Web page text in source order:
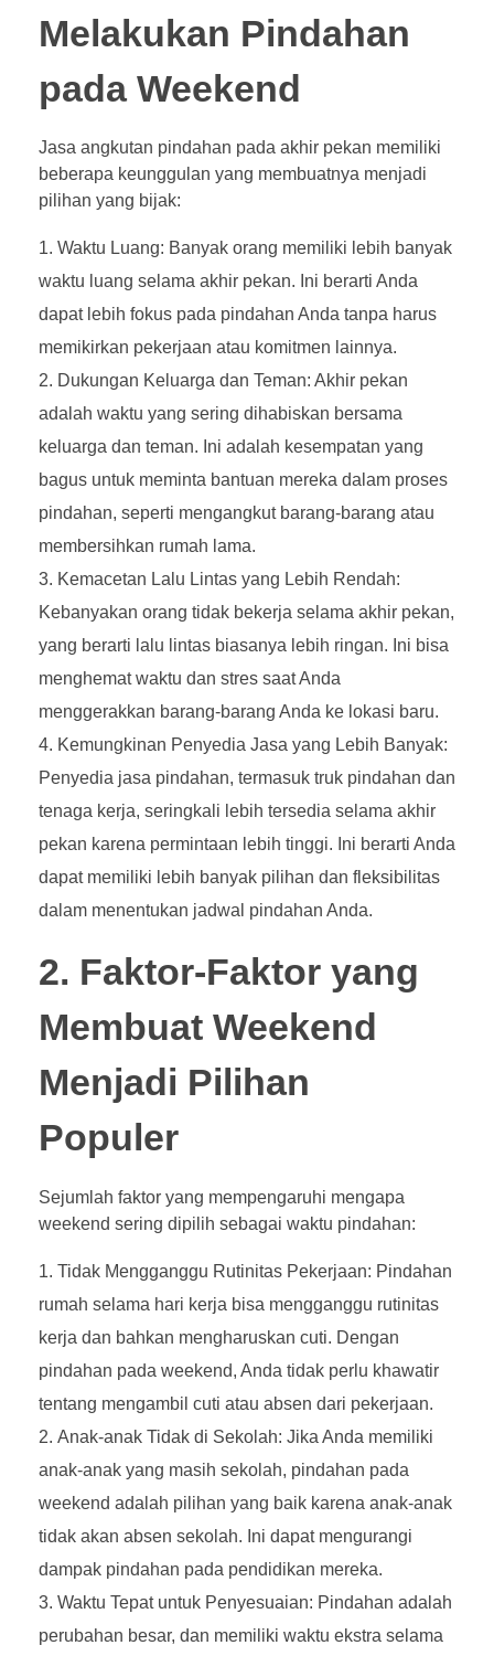
Melakukan Pindahan
pada Weekend
Jasa angkutan pindahan pada akhir pekan memiliki
beberapa keunggulan yang membuatnya menjadi
pilihan yang bijak:
Waktu Luang: Banyak orang memiliki lebih banyak
waktu luang selama akhir pekan. Ini berarti Anda
dapat lebih fokus pada pindahan Anda tanpa harus
memikirkan pekerjaan atau komitmen lainnya.
Dukungan Keluarga dan Teman: Akhir pekan
adalah waktu yang sering dihabiskan bersama
keluarga dan teman. Ini adalah kesempatan yang
bagus untuk meminta bantuan mereka dalam proses
pindahan, seperti mengangkut barang-barang atau
membersihkan rumah lama.
Kemacetan Lalu Lintas yang Lebih Rendah:
Kebanyakan orang tidak bekerja selama akhir pekan,
yang berarti lalu lintas biasanya lebih ringan. Ini bisa
menghemat waktu dan stres saat Anda
menggerakkan barang-barang Anda ke lokasi baru.
Kemungkinan Penyedia Jasa yang Lebih Banyak:
Penyedia jasa pindahan, termasuk truk pindahan dan
tenaga kerja, seringkali lebih tersedia selama akhir
pekan karena permintaan lebih tinggi. Ini berarti Anda
dapat memiliki lebih banyak pilihan dan fleksibilitas
dalam menentukan jadwal pindahan Anda.
2. Faktor-Faktor yang
Membuat Weekend
Menjadi Pilihan
Populer
Sejumlah faktor yang mempengaruhi mengapa
weekend sering dipilih sebagai waktu pindahan:
Tidak Mengganggu Rutinitas Pekerjaan: Pindahan
rumah selama hari kerja bisa mengganggu rutinitas
kerja dan bahkan mengharuskan cuti. Dengan
pindahan pada weekend, Anda tidak perlu khawatir
tentang mengambil cuti atau absen dari pekerjaan.
Anak-anak Tidak di Sekolah: Jika Anda memiliki
anak-anak yang masih sekolah, pindahan pada
weekend adalah pilihan yang baik karena anak-anak
tidak akan absen sekolah. Ini dapat mengurangi
dampak pindahan pada pendidikan mereka.
Waktu Tepat untuk Penyesuaian: Pindahan adalah
perubahan besar, dan memiliki waktu ekstra selama